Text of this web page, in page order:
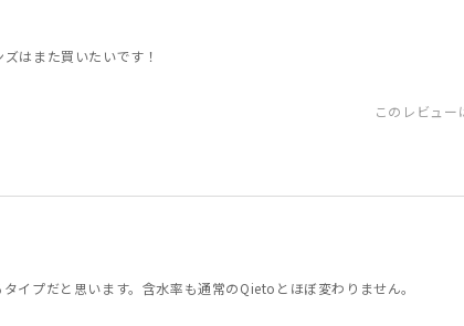
はまた買いたいです！
このレビュー
イプだと思います。含水率も通常のQietoとほぼ変わりません。